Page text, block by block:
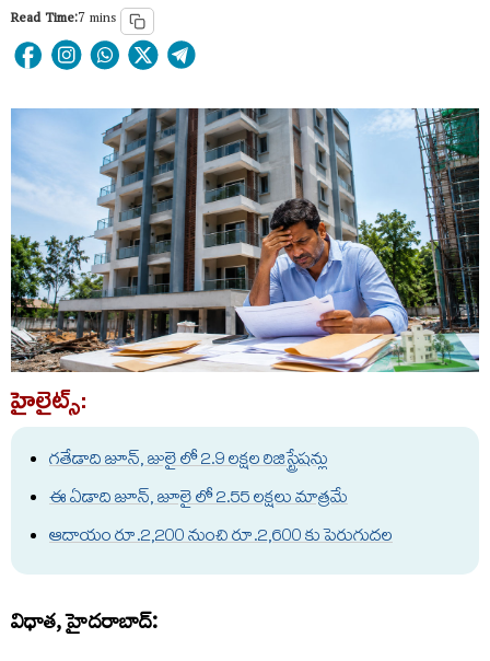
Read Time:7 mins
హైలైట్స్:
గతేడాది జూన్, జులై లో 2.9 లక్షల రిజిస్ట్రేషన్లు
ఈ ఏడాది జూన్, జూలై లో 2.55 లక్షలు మాత్రమే
ఆదాయం రూ.2,200 నుంచి రూ.2,600 కు పెరుగుదల
విధాత, హైదరాబాద్: